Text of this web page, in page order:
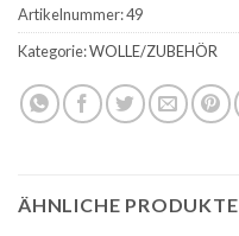
Artikelnummer:49
Kategorie:WOLLE/ZUBEHÖR
ÄHNLICHE PRODUKTE